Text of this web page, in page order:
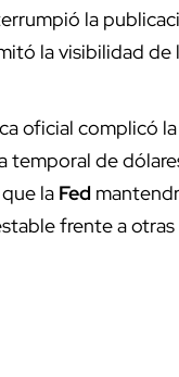
la
la visibilidad de
oficial complicó
temporal de
la Fed
frente a